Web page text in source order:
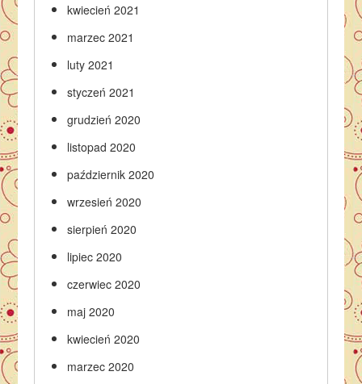
kwiecień 2021
marzec 2021
luty 2021
styczeń 2021
grudzień 2020
listopad 2020
październik 2020
wrzesień 2020
sierpień 2020
lipiec 2020
czerwiec 2020
maj 2020
kwiecień 2020
marzec 2020